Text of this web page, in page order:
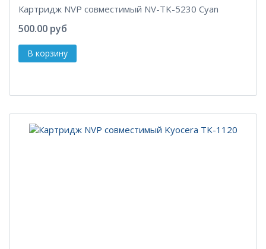
Картридж NVP совместимый NV-TK-5230 Cyan
500.00 руб